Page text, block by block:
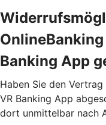
Banking App
Haben Sie den
VR Banking App
dort unmittelbar nach